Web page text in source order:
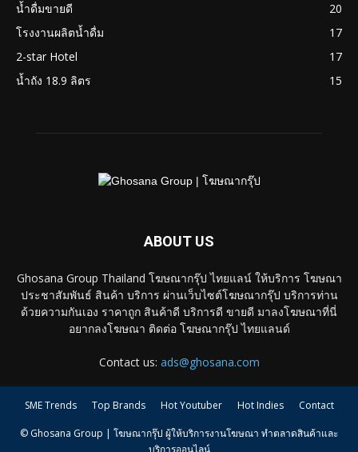
น้ำดื่มขายดี
20
โรงงานผลิตน้ำดื่ม
17
2-star Hotel
17
น้ำถัง 18.9 ลิตร
15
ABOUT US
Ghosana Group Thailand โฆษณากรุ๊ป ไทยแลน์ ให้บริการ โฆษณา
ประชาสัมพันธ์ สินค้า บริการ ผ่านเว็บไซต์โฆษณากรุ๊ป บริการท่าน
ด้วยความกันเอง ราคาถูก สินค้าดี บริการดี ขายดี มาลงโฆษณาที่นี่
อยากลงโฆษณา ติดต่อ โฆษณากรุ๊ป ไทยแลนด์
Contact us: ads@ghosana.com
SME Trends Top Brands Hot Youtuber Hot Indies Contact
© Ghosana Group | โฆษณากรุ๊ป ผู้ให้บริการงานโฆษณา ทำตลาดสินค้าและ
บริการออนไลน์